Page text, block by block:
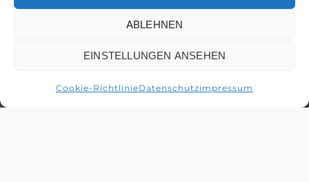
ABLEHNEN
EINSTELLUNGEN ANSEHEN
Cookie-RichtlinieDatenschutzimpressum